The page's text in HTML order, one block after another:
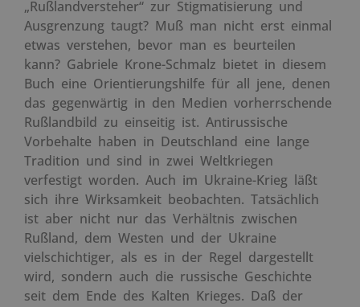
„Rußlandversteher“ zur Stigmatisierung und
Ausgrenzung taugt? Muß man nicht erst einmal
etwas verstehen, bevor man es beurteilen
kann? Gabriele Krone-Schmalz bietet in diesem
Buch eine Orientierungshilfe für all jene, denen
das gegenwärtig in den Medien vorherrschende
Rußlandbild zu einseitig ist. Antirussische
Vorbehalte haben in Deutschland eine lange
Tradition und sind in zwei Weltkriegen
verfestigt worden. Auch im Ukraine-Krieg läßt
sich ihre Wirksamkeit beobachten. Tatsächlich
ist aber nicht nur das Verhältnis zwischen
Rußland, dem Westen und der Ukraine
vielschichtiger, als es in der Regel dargestellt
wird, sondern auch die russische Geschichte
seit dem Ende des Kalten Krieges. Daß der